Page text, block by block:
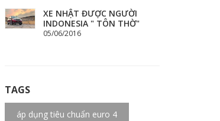
XE NHẬT ĐƯỢC NGƯỜI
INDONESIA " TÔN THỜ"
05/06/2016
TAGS
áp dụng tiêu chuẩn euro 4